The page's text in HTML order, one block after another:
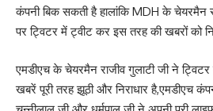
कंपनी बिक सकती है हालांकि MDH के चेयरमैन
पर ट्विटर में ट्वीट कर इस तरह की खबरों को
एमडीएच के चेयरमैन राजीव गुलाटी जी ने
खबरें पूरी तरह झूठी और निराधार है,एमडीएच